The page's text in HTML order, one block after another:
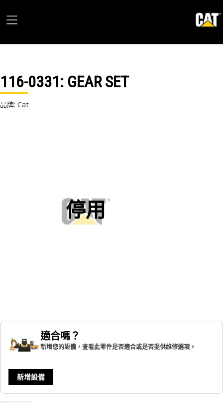
116-0331: GEAR SET
品牌: Cat
停用
適合嗎？
新增您的設備，查看此零件是否適合或是否提供維修選項。
新增設備